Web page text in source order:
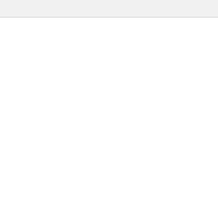
4. 기타 이용자의 귀책사
② 세종늘사랑교회는 서비스 이용
③ 세종늘사랑교회는 제2항의 규